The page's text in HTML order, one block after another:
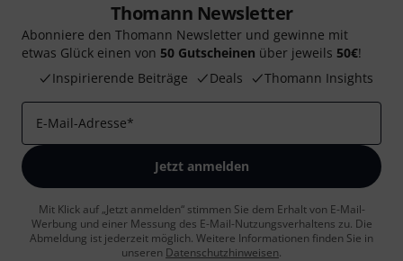
Thomann Newsletter
Abonniere den Thomann Newsletter und gewinne mit
etwas Glück einen von 50 Gutscheinen über jeweils 50€!
Inspirierende Beiträge
Deals Thomann Insights
E-Mail-Adresse*
Jetzt anmelden
Mit Klick auf „Jetzt anmelden“ stimmen Sie dem Erhalt von E-Mail-
Werbung und einer Messung des E-Mail-Nutzungsverhaltens zu. Die
Abmeldung ist jederzeit möglich. Weitere Informationen finden Sie in
unseren Datenschutzhinweisen.